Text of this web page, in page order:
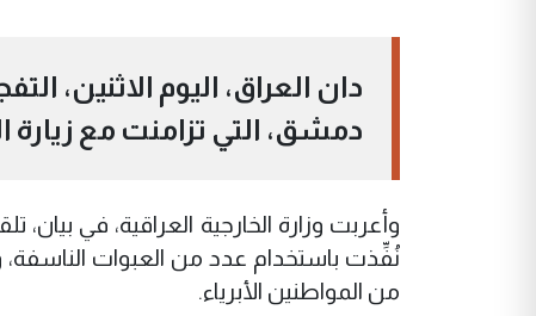
دان العراق، اليوم الاثنين،
دمشق، التي تزامنت مع زيارة
وأعربت وزارة الخارجية العراقية، في بيان،
نُفِّذت باستخدام عدد من العبوات
من المواطنين الأبرياء.